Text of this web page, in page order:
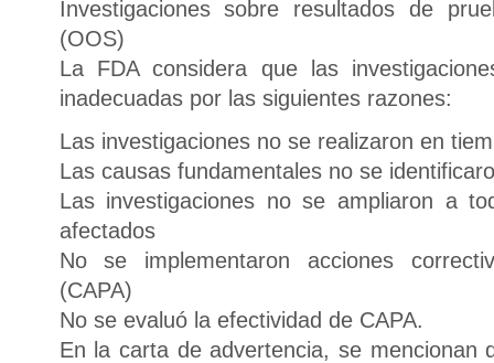
Investigaciones sobre resultados de
(OOS)
La FDA considera que las
inadecuadas por las siguientes razones:
Las investigaciones no se realizaron en
Las causas fundamentales no se
Las investigaciones no se ampliaron a
afectados
No se implementaron acciones
(CAPA)
No se evaluó la efectividad de CAPA.
En la carta de advertencia, se mencionan